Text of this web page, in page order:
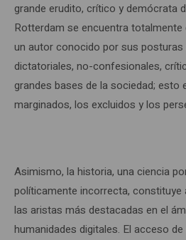
grande erudito, crítico y demócrata
Rotterdam se encuentra totalmente
un autor conocido por sus
dictatoriales, no-confesionales,
grandes bases de la sociedad; esto
marginados, los excluidos y los
Asimismo, la historia, una ciencia
políticamente incorrecta, constituye
las aristas más destacadas en el
humanidades digitales. El acceso